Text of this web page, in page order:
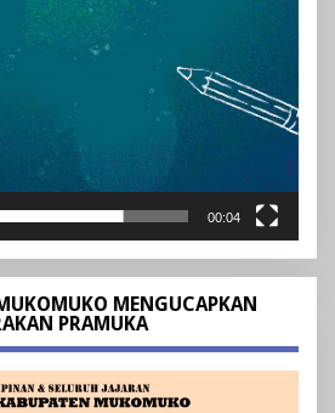
00:04
MENGUCAPKAN
PRAMUKA